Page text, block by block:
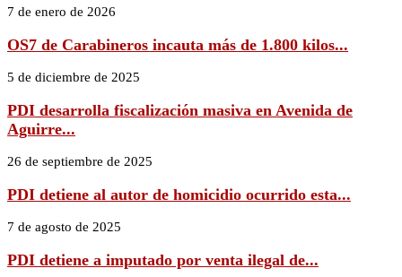
7 de enero de 2026
OS7 de Carabineros incauta más de 1.800 kilos...
5 de diciembre de 2025
PDI desarrolla fiscalización masiva en Avenida de
Aguirre...
26 de septiembre de 2025
PDI detiene al autor de homicidio ocurrido esta...
7 de agosto de 2025
PDI detiene a imputado por venta ilegal de...